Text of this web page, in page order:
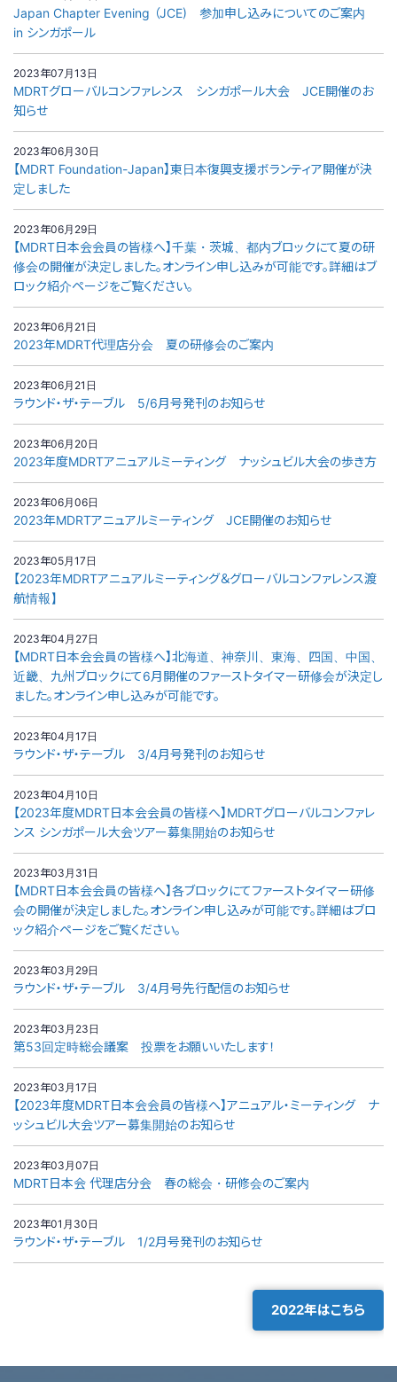
Japan Chapter Evening （JCE) 参加申し込みについてのご案内
in シンガポール
2023年07月13日
MDRTグローバルコンファレンス シンガポール大会 JCE開催のお
知らせ
2023年06月30日
【MDRT Foundation-Japan】東日本復興支援ボランティア開催が決
定しました
2023年06月29日
【MDRT日本会会員の皆様へ】千葉・茨城、都内ブロックにて夏の研
修会の開催が決定しました。オンライン申し込みが可能です。詳細はブ
ロック紹介ページをご覧ください。
2023年06月21日
2023年MDRT代理店分会 夏の研修会のご案内
2023年06月21日
ラウンド・ザ・テーブル 5/6月号発刊のお知らせ
2023年06月20日
2023年度MDRTアニュアルミーティング ナッシュビル大会の歩き方
2023年06月06日
2023年MDRTアニュアルミーティング JCE開催のお知らせ
2023年05月17日
【2023年MDRTアニュアルミーティング＆グローバルコンファレンス渡
航情報】
2023年04月27日
【MDRT日本会会員の皆様へ】北海道、神奈川、東海、四国、中国、
近畿、九州ブロックにて6月開催のファーストタイマー研修会が決定し
ました。オンライン申し込みが可能です。
2023年04月17日
ラウンド・ザ・テーブル 3/4月号発刊のお知らせ
2023年04月10日
【2023年度MDRT日本会会員の皆様へ】MDRTグローバルコンファレ
ンス シンガポール大会ツアー募集開始のお知らせ
2023年03月31日
【MDRT日本会会員の皆様へ】各ブロックにてファーストタイマー研修
会の開催が決定しました。オンライン申し込みが可能です。詳細はブロ
ック紹介ページをご覧ください。
2023年03月29日
ラウンド・ザ・テーブル 3/4月号先行配信のお知らせ
2023年03月23日
第53回定時総会議案 投票をお願いいたします！
2023年03月17日
【2023年度MDRT日本会会員の皆様へ】アニュアル・ミーティング ナ
ッシュビル大会ツアー募集開始のお知らせ
2023年03月07日
MDRT日本会 代理店分会 春の総会・研修会のご案内
2023年01月30日
ラウンド・ザ・テーブル 1/2月号発刊のお知らせ
2022年はこちら